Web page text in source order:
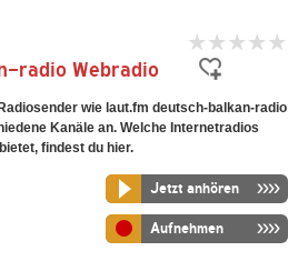
radio Webradio
wie laut.fm deutsch-balkan-radio
Kanäle an. Welche Internetradios
findest du hier.
Jetzt anhören
Aufnehmen